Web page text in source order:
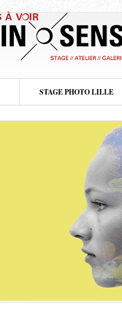
STAGE PHOTO LILLE